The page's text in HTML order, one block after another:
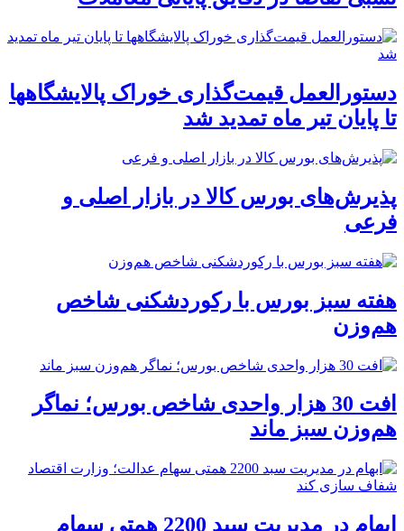
دستورالعمل قیمت‌گذاری خوراک پالایشگاهها
تا پایان تیر ماه تمدید شد
پذیرش‌های بورس کالا در بازار اصلی و
فرعی
هفته سبز بورس با رکوردشکنی شاخص
هم‌وزن
افت 30 هزار واحدی شاخص بورس؛ نماگر
هم‌وزن سبز ماند
ابهام در مدیریت سبد 2200 همتی سهام